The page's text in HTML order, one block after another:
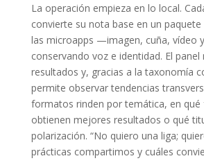
La operación empieza en lo local.
convierte su nota base en un
las microapps —imagen, cuña, vídeo
conservando voz e identidad. El panel
resultados y, gracias a la taxonomía
permite observar tendencias
formatos rinden por temática, en qué
obtienen mejores resultados o qué
polarización. “No quiero una liga;
prácticas compartimos y cuáles